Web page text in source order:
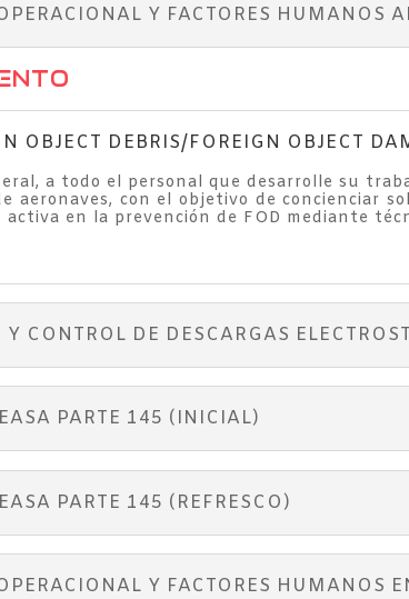
Y FACTORES HUMANOS
OBJECT DEBRIS/FOREIGN OBJECT
a todo el personal que desarrolle su
aeronaves, con el objetivo de concienciar
activa en la prevención de FOD mediante
Y CONTROL DE DESCARGAS
PARTE 145 (INICIAL)
PARTE 145 (REFRESCO)
Y FACTORES HUMANOS